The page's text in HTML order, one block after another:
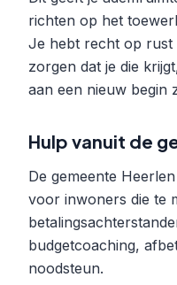
richten op het
Je hebt recht op rust
zorgen dat je die
aan een nieuw begin
Hulp vanuit de
De gemeente
voor inwoners die te
budgetcoaching,
noodsteun.